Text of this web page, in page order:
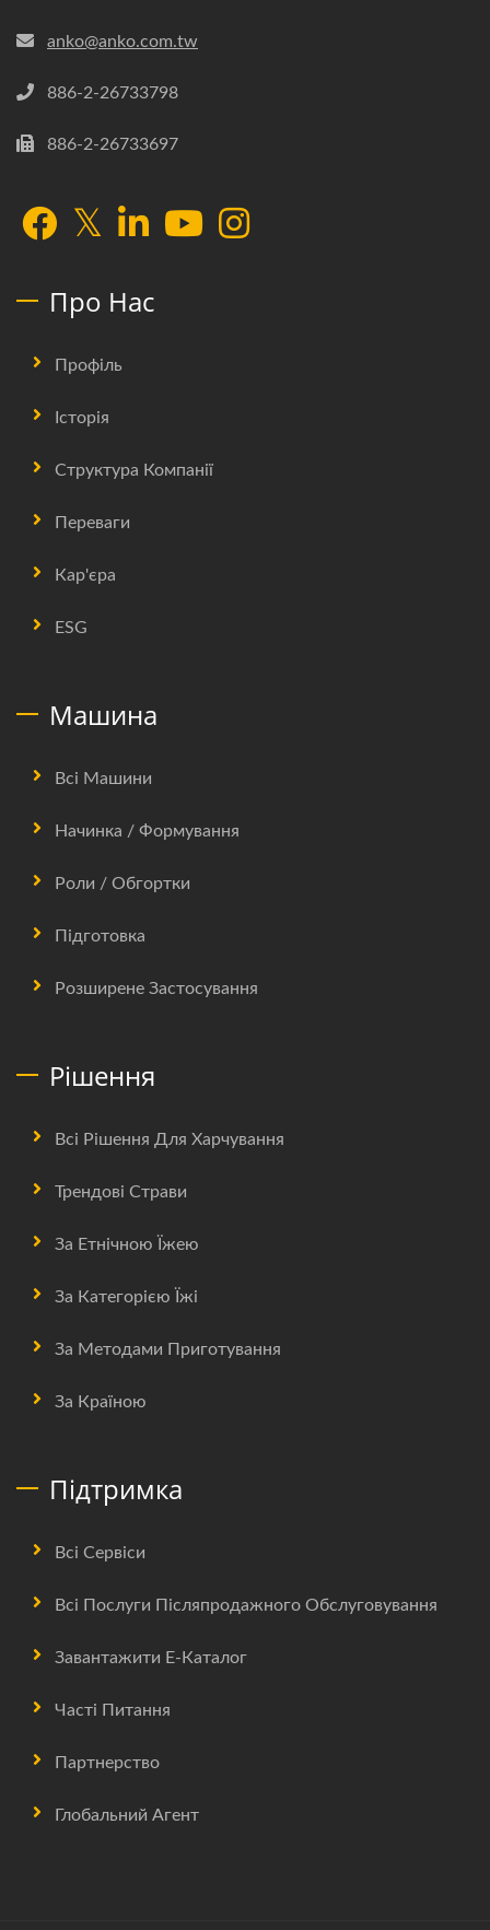
anko@anko.com.tw
886-2-26733798
886-2-26733697
Про Нас
Профіль
Історія
Структура Компанії
Переваги
Кар'єра
ESG
Машина
Всі Машини
Начинка / Формування
Роли / Обгортки
Підготовка
Розширене Застосування
Рішення
Всі Рішення Для Харчування
Трендові Страви
За Етнічною Їжею
За Категорією Їжі
За Методами Приготування
За Країною
Підтримка
Всі Сервіси
Всі Послуги Післяпродажного Обслуговування
Завантажити Е-Каталог
Часті Питання
Партнерство
Глобальний Агент